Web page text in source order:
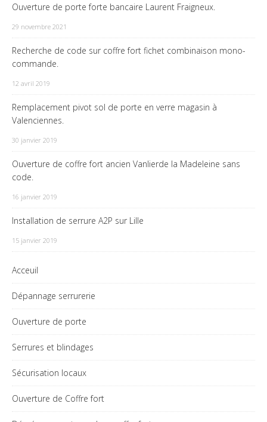
Ouverture de porte forte bancaire Laurent Fraigneux.
29 novembre 2021
Recherche de code sur coffre fort fichet combinaison mono-
commande.
12 avril 2019
Remplacement pivot sol de porte en verre magasin à
Valenciennes.
30 janvier 2019
Ouverture de coffre fort ancien Vanlierde la Madeleine sans
code.
16 janvier 2019
Installation de serrure A2P sur Lille
15 janvier 2019
Acceuil
Dépannage serrurerie
Ouverture de porte
Serrures et blindages
Sécurisation locaux
Ouverture de Coffre fort